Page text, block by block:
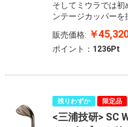
そしてミウラでは初
ンテージカッパーを
販売価格: ￥
ポイント： 1236Pt
残りわずか 限定品
<三浦技研> SC